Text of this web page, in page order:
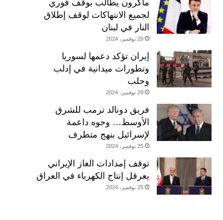
ماكرون يطالب بوقف فوري
لجميع الانتهاكات لوقف إطلاق
النار في لبنان
29 نوفمبر، 2024
إيران تؤكد دعمها لسوريا
وتطورات ميدانية في إدلب
وحلب
29 نوفمبر، 2024
فريق دونالد ترمب للشرق
الأوسط… وجوه داعمة
لإسرائيل بنهج متطرف
25 نوفمبر، 2024
توقف إمدادات الغاز الإيراني
يعرقل إنتاج الكهرباء في العراق
25 نوفمبر، 2024